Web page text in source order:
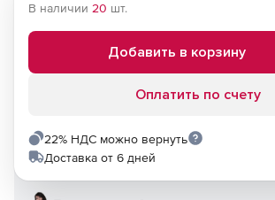
В наличии 20 шт.
Добавить в корзину
Оплатить по счету
22% НДС можно вернуть
Доставка от 6 дней